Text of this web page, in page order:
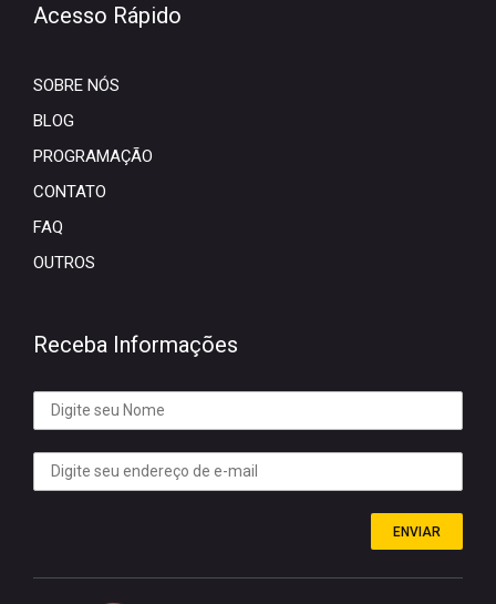
Acesso Rápido
SOBRE NÓS
BLOG
PROGRAMAÇÃO
CONTATO
FAQ
OUTROS
Receba Informações
ENVIAR